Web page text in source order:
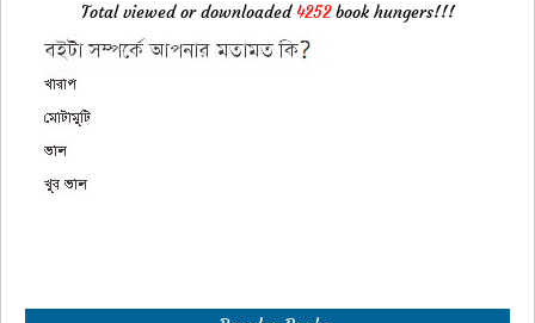
Total viewed or downloaded4252book hungers!!!